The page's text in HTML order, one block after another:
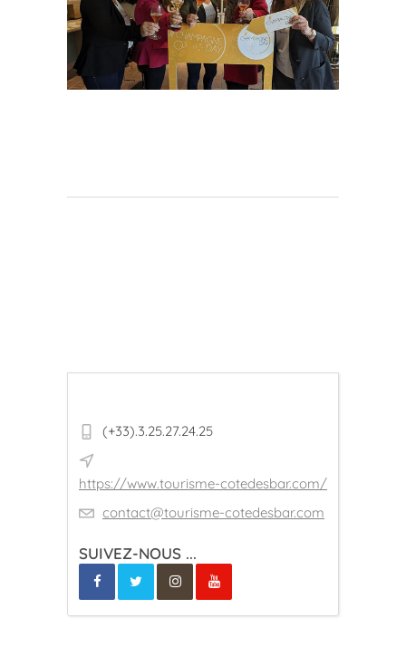
(+33).3.25.27.24.25
https://www.tourisme-cotedesbar.com/
contact@tourisme-cotedesbar.com
SUIVEZ-NOUS ...